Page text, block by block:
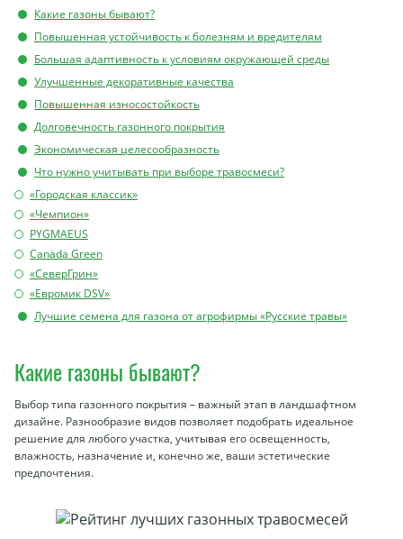
Какие газоны бывают?
Повышенная устойчивость к болезням и вредителям
Большая адаптивность к условиям окружающей среды
Улучшенные декоративные качества
Повышенная износостойкость
Долговечность газонного покрытия
Экономическая целесообразность
Что нужно учитывать при выборе травосмеси?
«Городская классик»
«Чемпион»
PYGMAEUS
Canada Green
«СеверГрин»
«Евромик DSV»
Лучшие семена для газона от агрофирмы «Русские травы»
Какие газоны бывают?
Выбор типа газонного покрытия – важный этап в ландшафтном
дизайне. Разнообразие видов позволяет подобрать идеальное
решение для любого участка, учитывая его освещенность,
влажность, назначение и, конечно же, ваши эстетические
предпочтения.